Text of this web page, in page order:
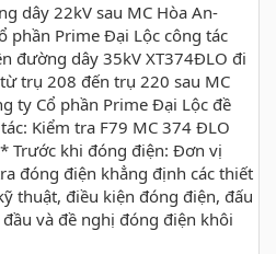
dây 22kV sau MC Hòa An-
phần Prime Đại Lộc công tác
đường dây 35kV XT374ĐLO đi
trụ 208 đến trụ 220 sau MC
ty Cổ phần Prime Đại Lộc đề
Kiểm tra F79 MC 374 ĐLO
Trước khi đóng điện: Đơn vị
đóng điện khẳng định các thiết
thuật, điều kiện đóng điện, đấu
và đề nghị đóng điện khôi